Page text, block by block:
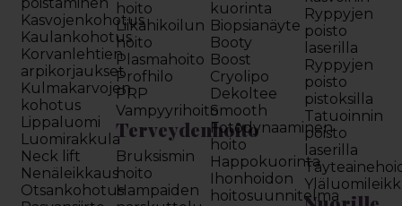
Kasvojenkohotus
Kaulankohotus
Korvanlehtien
arpikorjaukset
Kulmakarvojen
kohotus
Lippaluomi
Luomirakkula
Neck lift
Nenäleikkaus
Otsankohotus
hoito
Liikahikoilun
hoito
Plasmahoito
Profhilo
PRP
Vampyyrihoito
Terveydenhoito
Bruksismin
hoito
Hampaiden
kuorinta
Biopsianäyte
Booty
Boost
Cryolipo
Dekoltee
Smooth
Fotodynaaminen
hoito
Happokuorinta
Ihonhoidon
hoitosuunnitelma
Ryppyjen
poisto
laserilla
Ryppyjen
poisto
pistoksilla
Tatuoinnin
poisto
laserilla